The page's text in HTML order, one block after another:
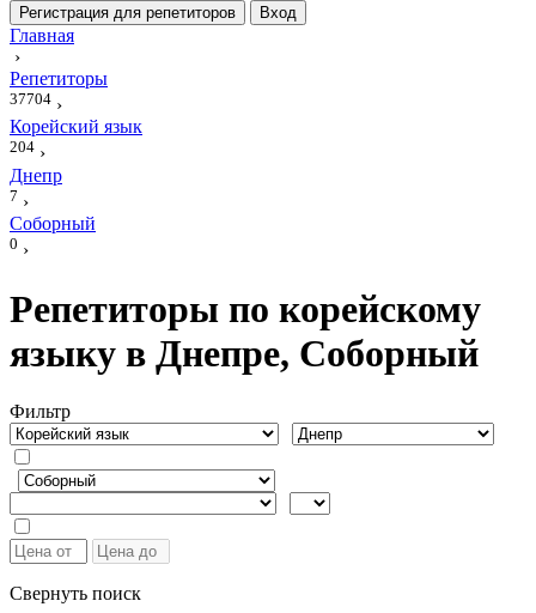
Регистрация для репетиторов Вход
Главная
›
Репетиторы
37704 ›
Корейский язык
204 ›
Днепр
7 ›
Соборный
0 ›
Репетиторы по корейскому
языку в Днепре, Соборный
Фильтр
Свернуть поиск